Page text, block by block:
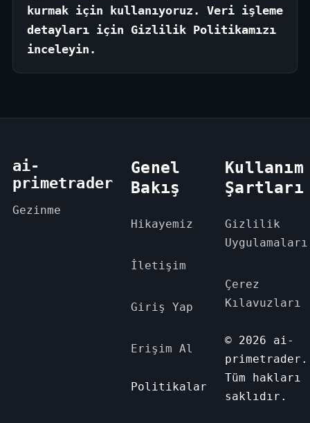
kurmak için kullanıyoruz. Veri işleme
detayları için Gizlilik Politikamızı
inceleyin.
ai-
primetrader
Gezinme
Genel
Bakış
Hikayemiz
İletişim
Giriş Yap
Erişim Al
Politikalar
Kullanım
Şartları
Gizlilik
Uygulamaları
Çerez
Kılavuzları
© 2026 ai-
primetrader.
Tüm hakları
saklıdır.